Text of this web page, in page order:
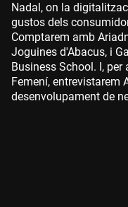
Nadal, on la
gustos dels
Comptarem amb
Joguines d'Abacus, i
Business School. I, per
Femení, entrevistarem
desenvolupament de